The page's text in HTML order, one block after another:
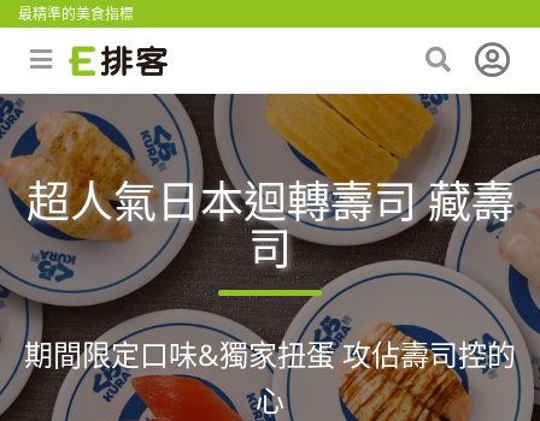
最精準的美食指標
超人氣日本迴轉壽司 藏壽
司
期間限定口味&獨家扭蛋 攻佔壽司控的
心